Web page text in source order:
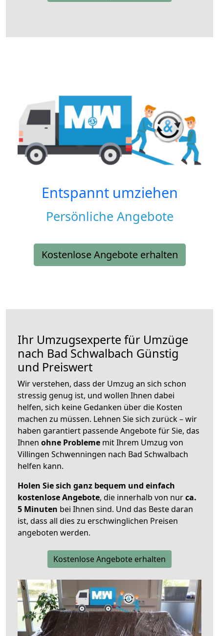
Entspannt umziehen
Persönliche Angebote
Kostenlose Angebote erhalten
Ihr Umzugsexperte für Umzüge
nach Bad Schwalbach Günstig
und Preiswert
Wir verstehen, dass der Umzug an sich schon
stressig genug ist, und wollen Ihnen dabei
helfen, sich keine Gedanken über die Kosten
machen zu müssen. Lehnen Sie sich zurück – wir
haben garantiert passende Angebote für Sie, das
Ihnen ohne Probleme mit Ihrem Umzug von
Villingen Schwenningen nach Bad Schwalbach
helfen kann.
Holen Sie sich ganz bequem und einfach
kostenlose Angebote, die innerhalb von nurca.
5 Minuten bei Ihnen sind. Und das Beste daran
ist, dass all dies zu erschwinglichen Preisen
angeboten werden.
Kostenlose Angebote erhalten